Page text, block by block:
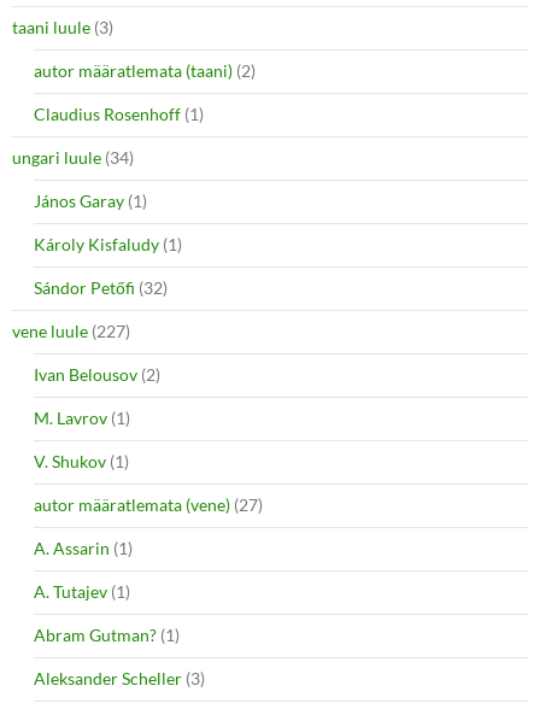
taani luule (3)
autor määratlemata (taani) (2)
Claudius Rosenhoff (1)
ungari luule (34)
János Garay (1)
Károly Kisfaludy (1)
Sándor Petőfi (32)
vene luule (227)
Ivan Belousov (2)
M. Lavrov (1)
V. Shukov (1)
autor määratlemata (vene) (27)
A. Assarin (1)
A. Tutajev (1)
Abram Gutman? (1)
Aleksander Scheller (3)